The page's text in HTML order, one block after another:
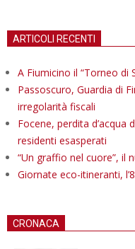
ARTICOLI RECENTI
A Fiumicino il “Torneo di
Passoscuro, Guardia di
irregolarità fiscali
Focene, perdita d’acqua
residenti esasperati
“Un graffio nel cuore”, il
Giornate eco-itineranti,
CRONACA